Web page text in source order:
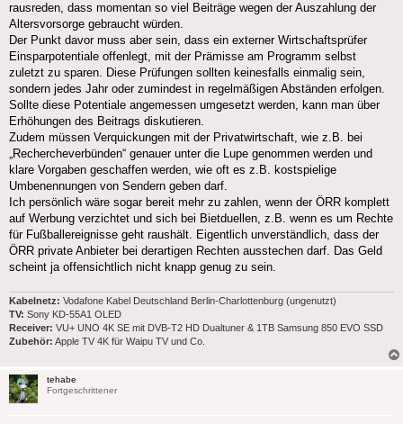
rausreden, dass momentan so viel Beiträge wegen der Auszahlung der
Altersvorsorge gebraucht würden.
Der Punkt davor muss aber sein, dass ein externer Wirtschaftsprüfer
Einsparpotentiale offenlegt, mit der Prämisse am Programm selbst
zuletzt zu sparen. Diese Prüfungen sollten keinesfalls einmalig sein,
sondern jedes Jahr oder zumindest in regelmäßigen Abständen erfolgen.
Sollte diese Potentiale angemessen umgesetzt werden, kann man über
Erhöhungen des Beitrags diskutieren.
Zudem müssen Verquickungen mit der Privatwirtschaft, wie z.B. bei
„Rechercheverbünden“ genauer unter die Lupe genommen werden und
klare Vorgaben geschaffen werden, wie oft es z.B. kostspielige
Umbenennungen von Sendern geben darf.
Ich persönlich wäre sogar bereit mehr zu zahlen, wenn der ÖRR komplett
auf Werbung verzichtet und sich bei Bietduellen, z.B. wenn es um Rechte
für Fußballereignisse geht raushält. Eigentlich unverständlich, dass der
ÖRR private Anbieter bei derartigen Rechten ausstechen darf. Das Geld
scheint ja offensichtlich nicht knapp genug zu sein.
Kabelnetz: Vodafone Kabel Deutschland Berlin-Charlottenburg (ungenutzt)
TV: Sony KD-55A1 OLED
Receiver: VU+ UNO 4K SE mit DVB-T2 HD Dualtuner & 1TB Samsung 850 EVO SSD
Zubehör: Apple TV 4K für Waipu TV und Co.
tehabe
Fortgeschrittener